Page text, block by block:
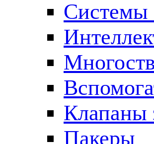
Cистемы
Клапаны
Пакеры